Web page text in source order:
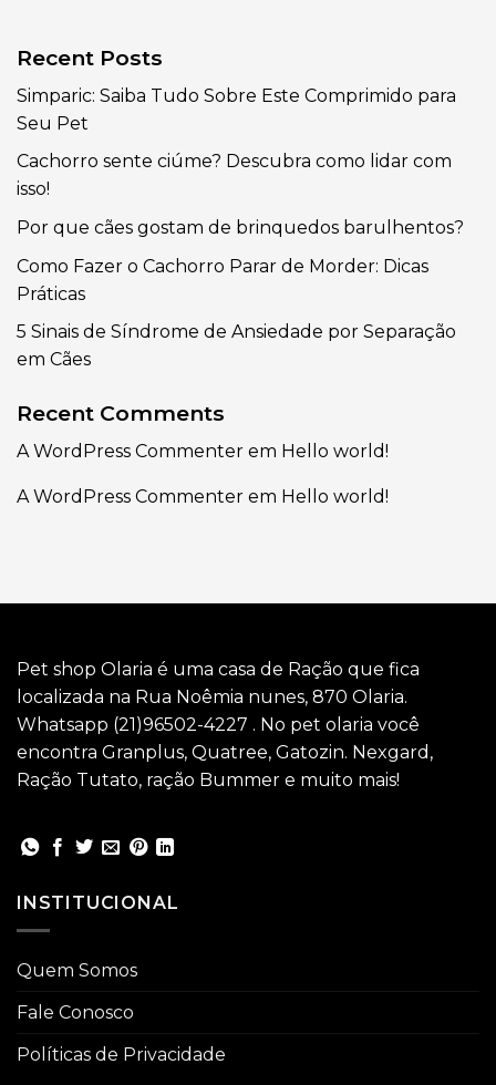
Recent Posts
Simparic: Saiba Tudo Sobre Este Comprimido para
Seu Pet
Cachorro sente ciúme? Descubra como lidar com
isso!
Por que cães gostam de brinquedos barulhentos?
Como Fazer o Cachorro Parar de Morder: Dicas
Práticas
5 Sinais de Síndrome de Ansiedade por Separação
em Cães
Recent Comments
A WordPress Commenter em Hello world!
A WordPress Commenter em Hello world!
Pet shop Olaria é uma casa de Ração que fica
localizada na Rua Noêmia nunes, 870 Olaria.
Whatsapp (21)96502-4227 . No pet olaria você
encontra Granplus, Quatree, Gatozin. Nexgard,
Ração Tutato, ração Bummer e muito mais!
INSTITUCIONAL
Quem Somos
Fale Conosco
Políticas de Privacidade